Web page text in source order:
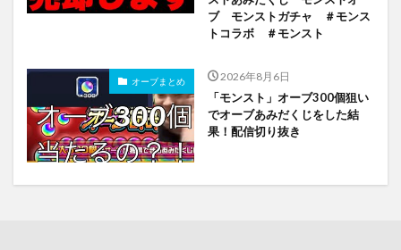
ブ モンストガチャ ＃モンス
トコラボ ＃モンスト
オーブまとめ 2026年8月6日
「モンスト」オーブ300個狙い
でオーブあみだくじをした結
果！配信切り抜き